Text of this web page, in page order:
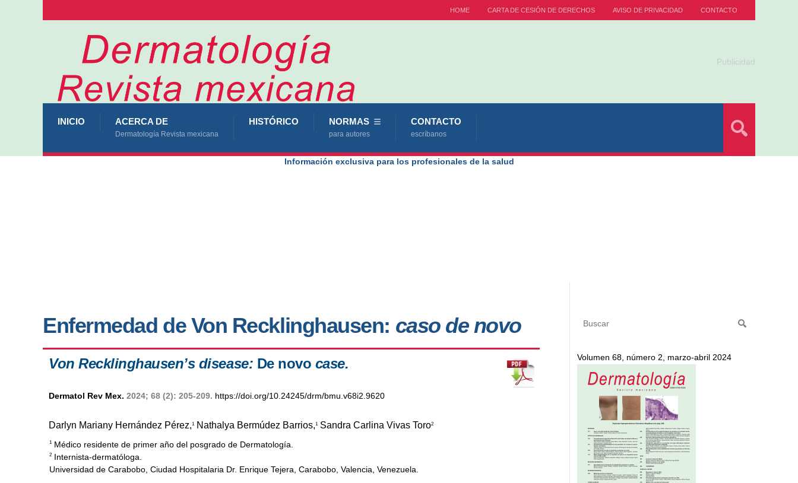
HOME CARTA DE CESIÓN DE DERECHOS AVISO DE PRIVACIDAD CONTACTO
Publicidad
INICIO ACERCA DE
Dermatología Revista mexicana
HISTÓRICO NORMAS
para autores
CONTACTO
escríbanos
Información exclusiva para los profesionales de la salud
Enfermedad de Von Recklinghausen: caso de novo
Von Recklinghausen’s disease: De novo case.
Dermatol Rev Mex. 2024; 68 (2): 205-209. https://doi.org/10.24245/drm/bmu.v68i2.9620
Darlyn Mariany Hernández Pérez,1 Nathalya Bermúdez Barrios,1 Sandra Carlina Vivas Toro2
1 Médico residente de primer año del posgrado de Dermatología.
2 Internista-dermatóloga.
Universidad de Carabobo, Ciudad Hospitalaria Dr. Enrique Tejera, Carabobo, Valencia, Venezuela.
Volumen 68, número 2, marzo-abril 2024